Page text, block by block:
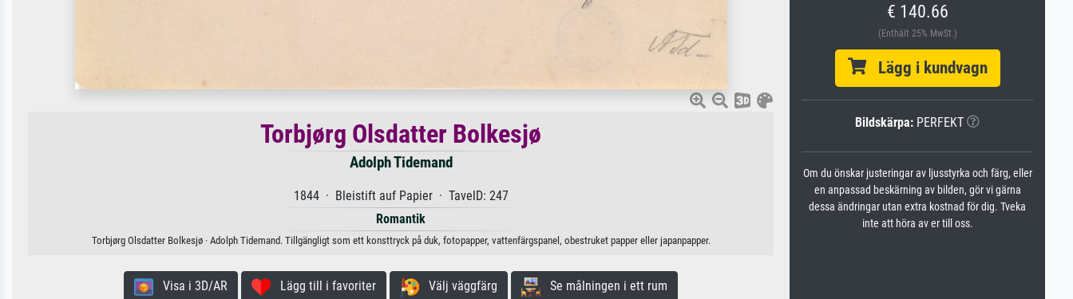
Torbjørg Olsdatter Bolkesjø
Adolph Tidemand
1844 · Bleistift auf Papier · TavelD: 247
Romantik
Torbjørg Olsdatter Bolkesjø · Adolph Tidemand. Tillgängligt som ett konsttryck på duk, fotopapper, vattenfärgspanel, obestruket papper eller japanpapper.
Visa i 3D/AR Lägg till i favoriter Välj väggfärg Se målningen i ett rum
€ 140.66
(Enthält 25% MwSt.)
Lägg i kundvagn
Bildskärpa: PERFEKT
Om du önskar justeringar av ljusstyrka och färg, eller
en anpassad beskärning av bilden, gör vi gärna
dessa ändringar utan extra kostnad för dig. Tveka
inte att höra av er till oss.